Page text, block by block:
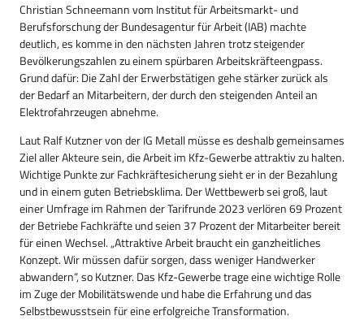
Christian Schneemann vom Institut für Arbeitsmarkt- und
Berufsforschung der Bundesagentur für Arbeit (IAB) machte
deutlich, es komme in den nächsten Jahren trotz steigender
Bevölkerungszahlen zu einem spürbaren Arbeitskräfteengpass.
Grund dafür: Die Zahl der Erwerbstätigen gehe stärker zurück als
der Bedarf an Mitarbeitern, der durch den steigenden Anteil an
Elektrofahrzeugen abnehme.
Laut Ralf Kutzner von der IG Metall müsse es deshalb gemeinsames
Ziel aller Akteure sein, die Arbeit im Kfz-Gewerbe attraktiv zu halten.
Wichtige Punkte zur Fachkräftesicherung sieht er in der Bezahlung
und in einem guten Betriebsklima. Der Wettbewerb sei groß, laut
einer Umfrage im Rahmen der Tarifrunde 2023 verlören 69 Prozent
der Betriebe Fachkräfte und seien 37 Prozent der Mitarbeiter bereit
für einen Wechsel. „Attraktive Arbeit braucht ein ganzheitliches
Konzept. Wir müssen dafür sorgen, dass weniger Handwerker
abwandern“, so Kutzner. Das Kfz-Gewerbe trage eine wichtige Rolle
im Zuge der Mobilitätswende und habe die Erfahrung und das
Selbstbewusstsein für eine erfolgreiche Transformation.